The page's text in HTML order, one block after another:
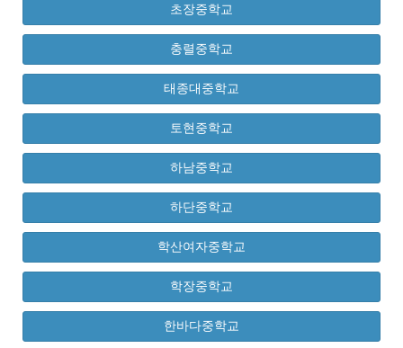
초장중학교
충렬중학교
태종대중학교
토현중학교
하남중학교
하단중학교
학산여자중학교
학장중학교
한바다중학교